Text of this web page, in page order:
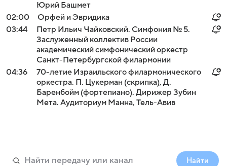
Юрий Башмет
02:00
Орфей и Эвридика
03:44
Петр Ильич Чайковский. Симфония № 5.
Заслуженный коллектив России
академический симфонический оркестр
Санкт-Петербургской филармонии
04:36
70-летие Израильского филармонического
оркестра. П. Цукерман (скрипка), Д.
Баренбойм (фортепиано). Дирижер Зубин
Мета. Аудиториум Манна, Тель-Авив
Найти